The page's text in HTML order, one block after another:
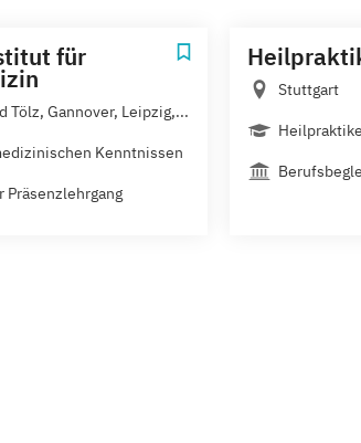
für
Tölz, Gannover, Leipzig,...
Kenntnissen
Stuttgart